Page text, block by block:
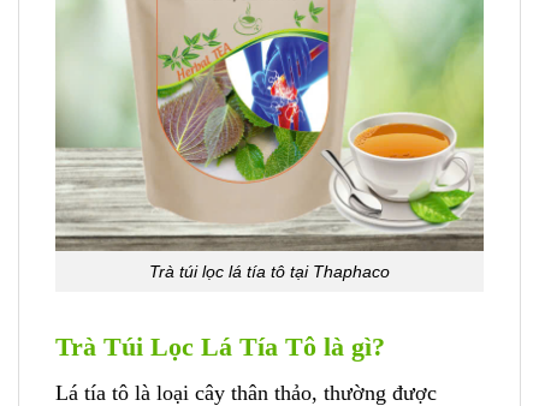
Trà túi lọc lá tía tô tại Thaphaco
Trà Túi Lọc Lá Tía Tô là gì?
Lá tía tô là loại cây thân thảo, thường được